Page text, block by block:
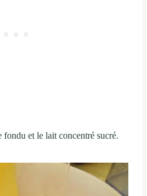
et le lait concentré sucré.